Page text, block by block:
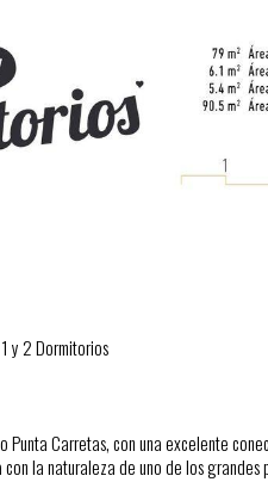
y 2 Dormitorios
Punta Carretas, con una excelente
la naturaleza de uno de los grandes